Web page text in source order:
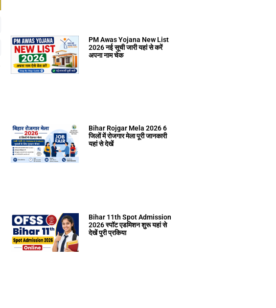
PM Awas Yojana New List
2026 नई सूची जारी यहां से करें
अपना नाम चेक
Bihar Rojgar Mela 2026 6
जिलों में रोजगार मेला पूरी जानकारी
यहां से देखें
Bihar 11th Spot Admission
2026 स्पॉट एडमिशन शुरू यहां से
देखें पुरी प्रकिया